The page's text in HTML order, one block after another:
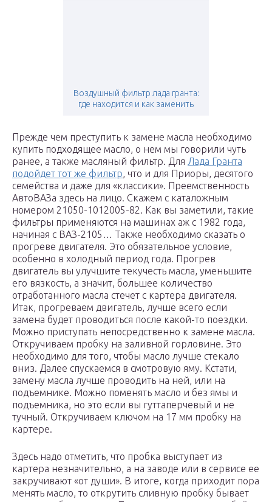
Воздушный фильтр лада гранта:
где находится и как заменить
Прежде чем преступить к замене масла необходимо
купить подходящее масло, о нем мы говорили чуть
ранее, а также масляный фильтр. Для Лада Гранта
подойдет тот же фильтр, что и для Приоры, десятого
семейства и даже для «классики». Преемственность
АвтоВАЗа здесь на лицо. Скажем с каталожным
номером 21050-1012005-82. Как вы заметили, такие
фильтры применяются на машинах аж с 1982 года,
начиная с ВАЗ-2105… Также необходимо сказать о
прогреве двигателя. Это обязательное условие,
особенно в холодный период года. Прогрев
двигатель вы улучшите текучесть масла, уменьшите
его вязкость, а значит, большее количество
отработанного масла стечет с картера двигателя.
Итак, прогреваем двигатель, лучше всего если
замена будет проводиться после какой-то поездки.
Можно приступать непосредственно к замене масла.
Откручиваем пробку на заливной горловине. Это
необходимо для того, чтобы масло лучше стекало
вниз. Далее спускаемся в смотровую яму. Кстати,
замену масла лучше проводить на ней, или на
подъемнике. Можно поменять масло и без ямы и
подъемника, но это если вы гуттаперчевый и не
тучный. Откручиваем ключом на 17 мм пробку на
картере.
Здесь надо отметить, что пробка выступает из
картера незначительно, а на заводе или в сервисе ее
закручивают «от души». В итоге, когда приходит пора
менять масло, то открутить сливную пробку бывает